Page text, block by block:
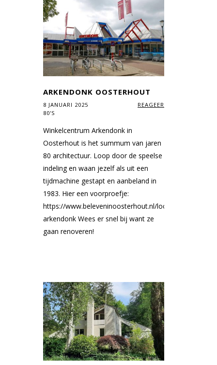
ARKENDONK OOSTERHOUT
8 JANUARI 2025
REAGEER
80'S
Winkelcentrum Arkendonk in
Oosterhout is het summum van jaren
80 architectuur. Loop door de speelse
indeling en waan jezelf als uit een
tijdmachine gestapt en aanbeland in
1983. Hier een voorproefje:
https://www.beleveninoosterhout.nl/locaties/
arkendonk Wees er snel bij want ze
gaan renoveren!